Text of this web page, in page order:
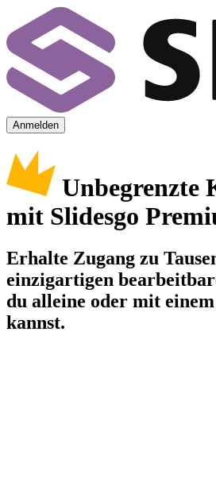
Anmelden
Unbegrenzte
mit Slidesgo
Erhalte Zugang zu
einzigartigen
du alleine oder mit
kannst.